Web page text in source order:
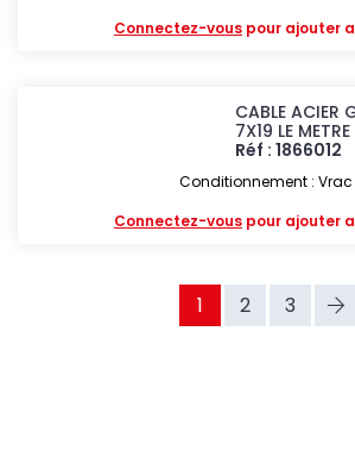
Connectez-vous pour ajouter
CABLE ACIER
7X19 LE METRE
Réf : 1866012
Conditionnement : Vrac
Connectez-vous pour ajouter
1 2 3